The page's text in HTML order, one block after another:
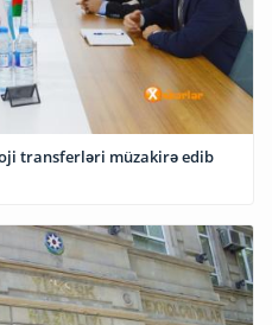
transferləri müzakirə edib